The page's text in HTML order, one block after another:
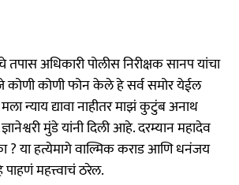
तपास अधिकारी पोलीस निरीक्षक सानप यांचा
कोणी कोणी फोन केले हे सर्व समोर येईल
मला न्याय द्यावा नाहीतर माझं कुटुंब अनाथ
मुंडे यांनी दिली आहे. दरम्यान महादेव
? या हत्येमागे वाल्मिक कराड आणि धनंजय
महत्त्वाचं ठरेल.